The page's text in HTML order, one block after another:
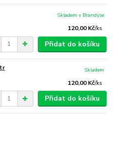
120,00 Kč/ks
Skladem v Brandýse
Přidat do košíku
120,00 Kč/ks
Skladem
Přidat do košíku